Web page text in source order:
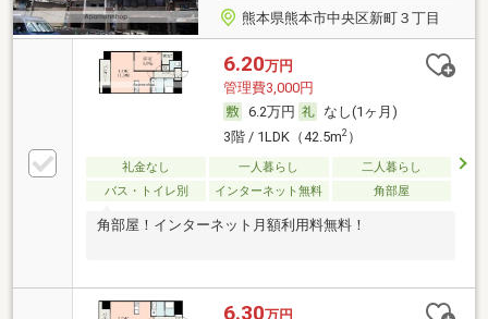
熊本県熊本市中央区新町３丁目
6.20万円
管理費3,000円
6.2万円
なし(1ヶ月)
3階 / 1LDK（42.5m2）
礼金なし 一人暮らし
二人暮らし
バス・トイレ別
インターネット無料 角部屋
角部屋！インターネット月額利用料無料！
6.30万円